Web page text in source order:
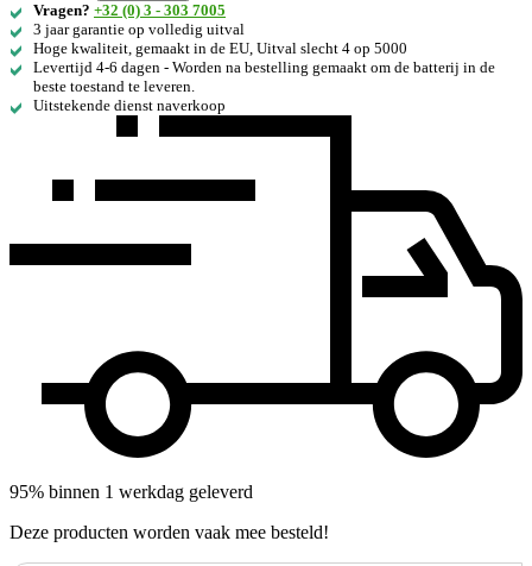
Vragen? +32 (0) 3 - 303 7005
3 jaar garantie op volledig uitval
Hoge kwaliteit, gemaakt in de EU, Uitval slecht 4 op 5000
Levertijd 4-6 dagen - Worden na bestelling gemaakt om de batterij in de
beste toestand te leveren.
Uitstekende dienst naverkoop
95% binnen 1 werkdag geleverd
Deze producten worden vaak mee besteld!